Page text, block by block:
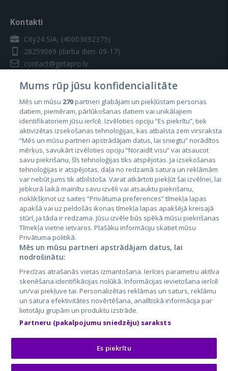
Kontakti
City24 SIA, (40003692375)
28259069 (darba dien. 09-17)
contact@getapro.lv
Valstis
Igaunija
Latvija
Lietuva
City24.lv
City24.ee
GetaPro.lv
GetaPro.ee
Skelbiu.lt
Autoplius.lt
Aruodas.lt
CVbankas.lt
Kainos.lt
Paslaugos.lt
auto24.ee
Osta.ee
KuldneBörs.ee
Mums rūp jūsu konfidencialitāte
Mēs un mūsu 270partneri glabājam un piekļūstam personas
datiem, piemēram, pārlūkošanas datiem vai unikālajiem
identifikatoriem jūsu ierīcē. Izvēloties opciju “Es piekrītu”, tiek
aktivizētas izsekošanas tehnoloģijas, kas atbalsta zem virsraksta
“Mēs un mūsu partneri apstrādājam datus, lai sniegtu” norādītos
mērķus, savukārt izvēloties opciju “Noraidīt visu” vai atsaucot
savu piekrišanu, šīs tehnoloģijas tiks atspējotas. Ja izsekošanas
tehnoloģijas ir atspējotas, daļa no redzamā satura un reklāmām
var nebūt jums tik atbilstoša. Varat atkārtoti piekļūt šai izvēlnei, lai
jebkurā laikā mainītu savu izvēli vai atsauktu piekrišanu,
noklikšķinot uz saites “Privātuma preferences” tīmekļa lapas
apakšā vai uz peldošās ikonas tīmekļa lapas apakšējā kreisajā
stūrī, ja tāda ir redzama. Jūsu izvēle būs spēkā mūsu piekrišanas
Tīmekļa vietne ietvaros. Plašāku informāciju skatiet mūsu
Privātuma politikā.
Mēs un mūsu partneri apstrādājam datus, lai
nodrošinātu:
Precīzas atrašanās vietas izmantošana. Ierīces parametru aktīva
skenēšana identifikācijas nolūkā. Informācijas ievietošana ierīcē
un/vai piekļuve tai. Personalizētas reklāmas un saturs, reklāmu
un satura efektivitātes novērtēšana, analītiskā informācija par
lietotāju grupām un produktu izstrāde.
Partneru (pakalpojumu sniedzēju) saraksts
Es piekrītu